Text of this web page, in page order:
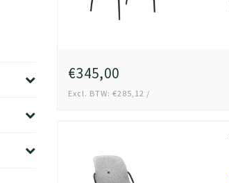
€345,00
Excl. BTW: €285,12 /